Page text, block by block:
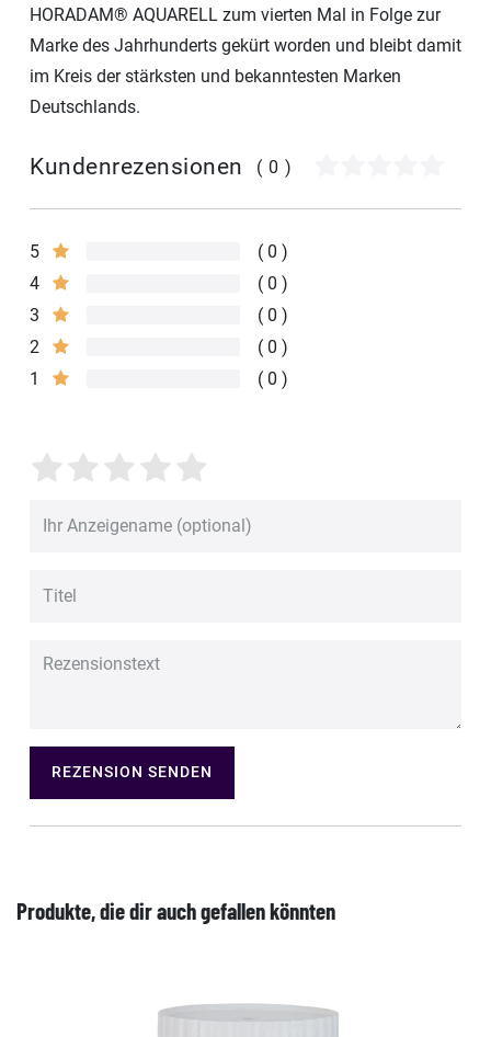
HORADAM® AQUARELL zum vierten Mal in Folge zur
Marke des Jahrhunderts gekürt worden und bleibt damit
im Kreis der stärksten und bekanntesten Marken
Deutschlands.
Kundenrezensionen (0)
5
0
4
0
3
0
2
0
1
0
REZENSION SENDEN
Produkte, die dir auch gefallen könnten